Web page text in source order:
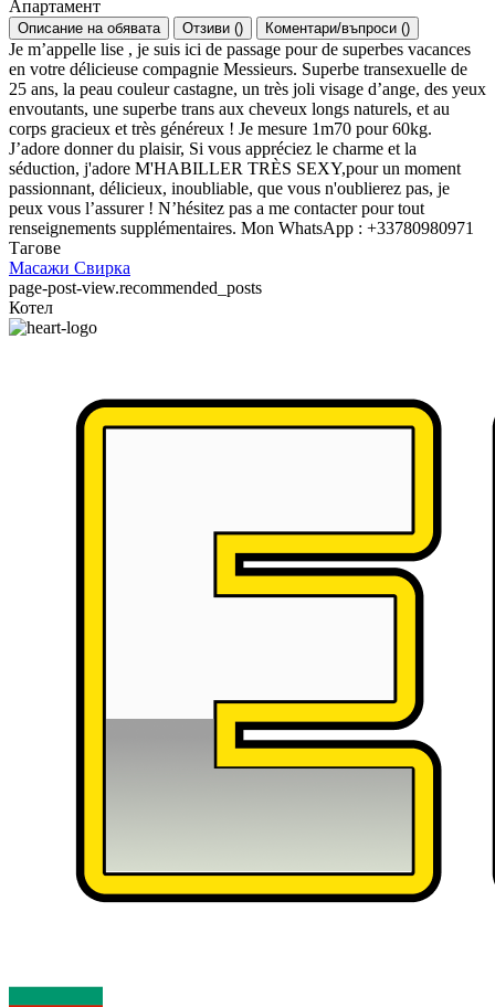
Апартамент
Описание на обявата Отзиви () Коментари/въпроси ()
Je m’appelle lise , je suis ici de passage pour de superbes vacances
en votre délicieuse compagnie Messieurs. Superbe transexuelle de
25 ans, la peau couleur castagne, un très joli visage d’ange, des yeux
envoutants, une superbe trans aux cheveux longs naturels, et au
corps gracieux et très généreux ! Je mesure 1m70 pour 60kg.
J’adore donner du plaisir, Si vous appréciez le charme et la
séduction, j'adore M'HABILLER TRÈS SEXY,pour un moment
passionnant, délicieux, inoubliable, que vous n'oublierez pas, je
peux vous l’assurer ! N’hésitez pas a me contacter pour tout
renseignements supplémentaires. Mon WhatsApp : +33780980971
Тагове
Масажи Свирка
page-post-view.recommended_posts
Котел